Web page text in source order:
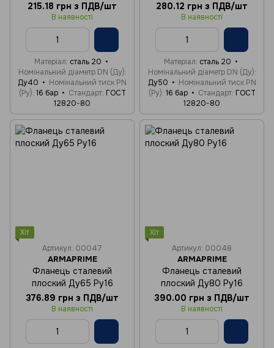
215.18 грн з ПДВ/шт
В наявності
Матеріал сталь 20
Номінальний діаметр DN (Ду)
Ду40
Номінальний тиск PN
(Ру) 16 бар Стандарт ГОСТ
12820-80
280.12 грн з ПДВ/шт
В наявності
Матеріал сталь 20
Номінальний діаметр DN (Ду)
Ду50
Номінальний тиск PN
(Ру) 16 бар Стандарт ГОСТ
12820-80
Хіт
Артикул: 00047
ARMAPRIME
Фланець сталевий
плоский Ду65 Ру16
376.89 грн з ПДВ/шт
В наявності
Хіт
Артикул: 00048
ARMAPRIME
Фланець сталевий
плоский Ду80 Ру16
390.00 грн з ПДВ/шт
В наявності